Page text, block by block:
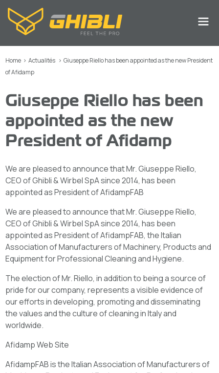
Home > Actualités > Giuseppe Riello has been appointed as the new President
of Afidamp
Giuseppe Riello has been
appointed as the new
President of Afidamp
We are pleased to announce that Mr. Giuseppe Riello,
CEO of Ghibli & Wirbel SpA since 2014, has been
appointed as President of AfidampFAB
We are pleased to announce that Mr. Giuseppe Riello,
CEO of Ghibli & Wirbel SpA since 2014, has been
appointed as President of AfidampFAB, the Italian
Association of Manufacturers of Machinery, Products and
Equipment for Professional Cleaning and Hygiene.
The election of Mr. Riello, in addition to being a source of
pride for our company, represents a visible evidence of
our efforts in developing, promoting and disseminating
the values and the culture of cleaning in Italy and
worldwide.
Afidamp Web Site
AfidampFAB is the Italian Association of Manufacturers of